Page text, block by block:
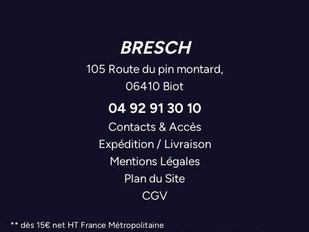
BRESCH
105 Route du pin montard,
06410 Biot
04 92 91 30 10
Contacts & Accès
Expédition / Livraison
Mentions Légales
Plan du Site
CGV
** dès 15€ net HT France Métropolitaine